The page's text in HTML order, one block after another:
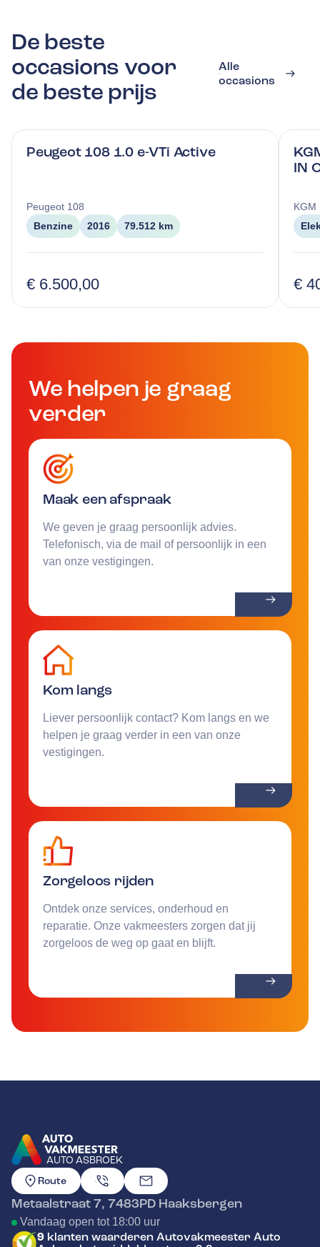
De beste
occasions voor
de beste prijs
Alle
occasions
Peugeot 108 1.0 e-VTi Active
Peugeot 108
Benzine
2016 79.512 km
€ 6.500,00
IN
KGM
€
We helpen je graag
verder
Maak een afspraak
We geven je graag persoonlijk advies.
Telefonisch, via de mail of persoonlijk in een
van onze vestigingen.
Kom langs
Liever persoonlijk contact? Kom langs en we
helpen je graag verder in een van onze
vestigingen.
Zorgeloos rijden
Ontdek onze services, onderhoud en
reparatie. Onze vakmeesters zorgen dat jij
zorgeloos de weg op gaat en blijft.
AUTO ASBROEK
GA NAAR DE HOMEPAGINA
Route
Metaalstraat 7, 7483PD Haaksbergen
Vandaag open tot 18:00 uur
9 klanten waarderen Autovakmeester Auto